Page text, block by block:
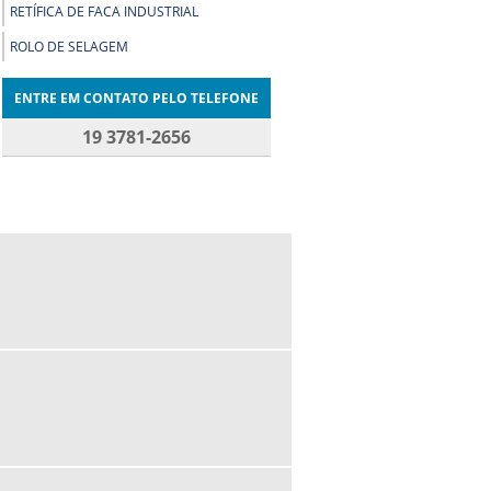
RETÍFICA DE FACA INDUSTRIAL
ROLO DE SELAGEM
ENTRE EM CONTATO PELO TELEFONE
19 3781-2656